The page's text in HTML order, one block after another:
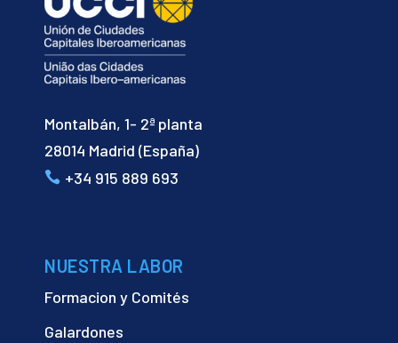
Montalbán, 1- 2ª planta
28014 Madrid (España)
+34 915 889 693
NUESTRA LABOR
Formacion y Comités
Galardones